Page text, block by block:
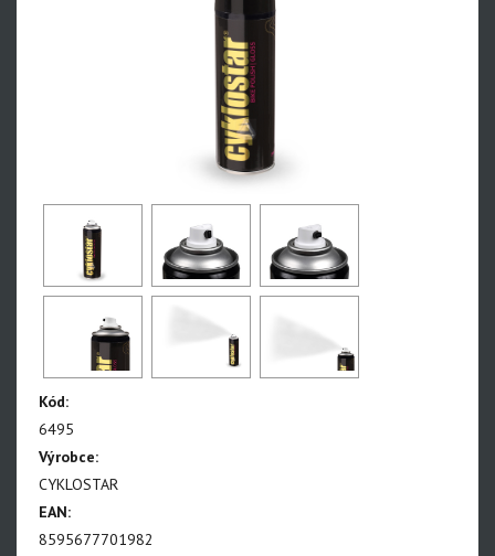
Kód:
6495
Výrobce:
CYKLOSTAR
EAN:
8595677701982